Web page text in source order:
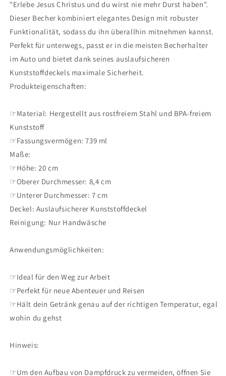
"Erlebe Jesus Christus und du wirst nie mehr Durst haben".
Dieser Becher kombiniert elegantes Design mit robuster
Funktionalität, sodass du ihn überallhin mitnehmen kannst.
Perfekt für unterwegs, passt er in die meisten Becherhalter
im Auto und bietet dank seines auslaufsicheren
Kunststoffdeckels maximale Sicherheit.
Produkteigenschaften:
☞Material: Hergestellt aus rostfreiem Stahl und BPA-freiem
Kunststoff
☞Fassungsvermögen: 739 ml
Maße:
☞Höhe: 20 cm
☞Oberer Durchmesser: 8,4 cm
☞Unterer Durchmesser: 7 cm
Deckel: Auslaufsicherer Kunststoffdeckel
Reinigung: Nur Handwäsche
Anwendungsmöglichkeiten:
☞Ideal für den Weg zur Arbeit
☞Perfekt für neue Abenteuer und Reisen
☞Hält dein Getränk genau auf der richtigen Temperatur, egal
wohin du gehst
Hinweis:
☞Um den Aufbau von Dampfdruck zu vermeiden, öffnen Sie